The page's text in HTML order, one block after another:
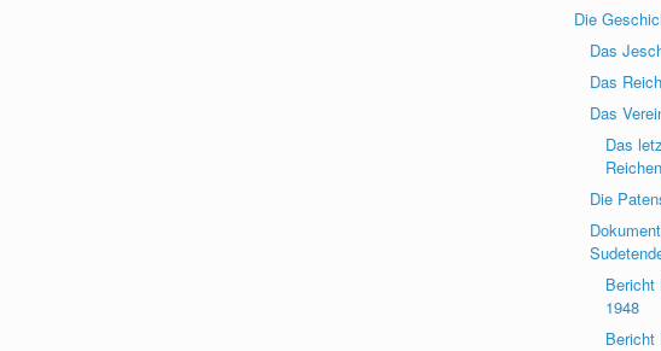
Die
Das
Das
Das
Das
Die
Bericht
1948
Bericht